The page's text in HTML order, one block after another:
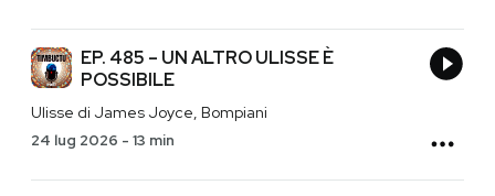
EP. 485 – UN ALTRO ULISSE È
POSSIBILE
Ulisse di James Joyce, Bompiani
24 lug 2026 - 13 min